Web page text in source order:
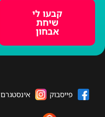
קבעו לי
שיחת
אבחון
פייסבוק אינסטגרם